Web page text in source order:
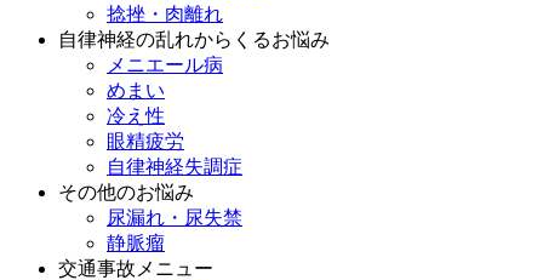
捻挫・肉離れ
自律神経の乱れからくるお悩み
メニエール病
めまい
冷え性
眼精疲労
自律神経失調症
その他のお悩み
尿漏れ・尿失禁
静脈瘤
交通事故メニュー